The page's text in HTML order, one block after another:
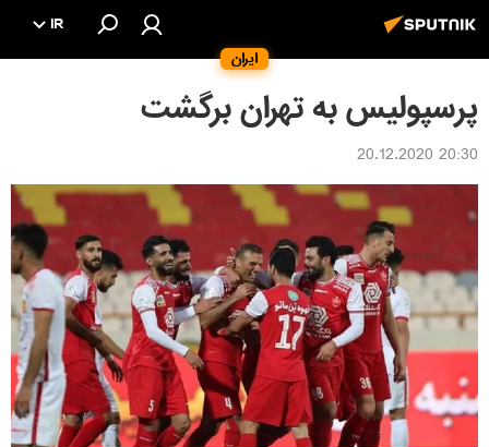
ایران
IR
پرسپولیس به تهران برگشت
20:30 20.12.2020